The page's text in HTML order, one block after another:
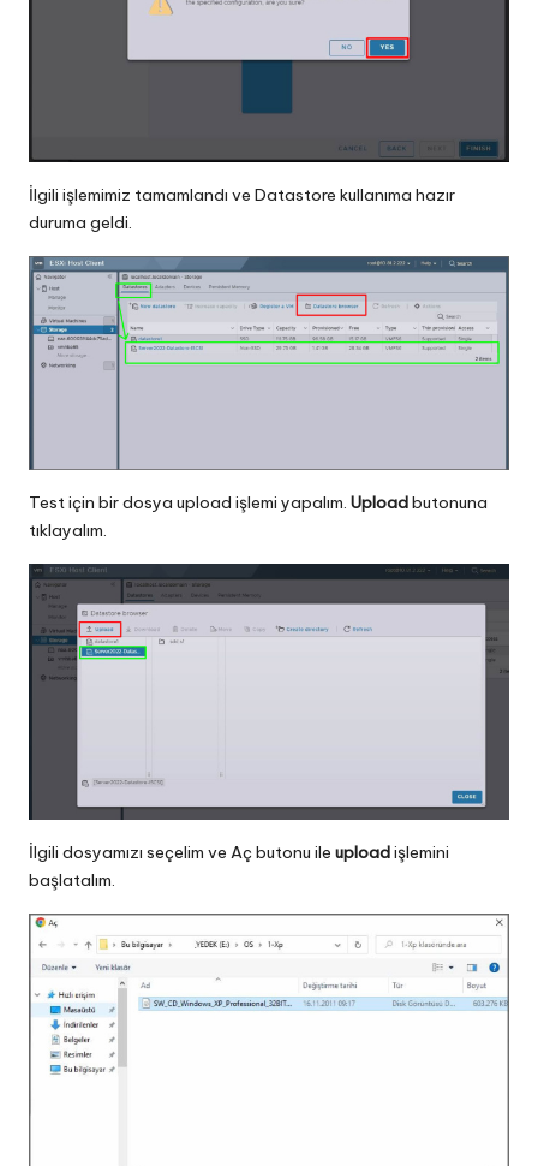
İlgili işlemimiz tamamlandı ve Datastore kullanıma hazır
duruma geldi.
Test için bir dosya upload işlemi yapalım. Uploadbutonuna
tıklayalım.
İlgili dosyamızı seçelim ve Aç butonu ile uploadişlemini
başlatalım.